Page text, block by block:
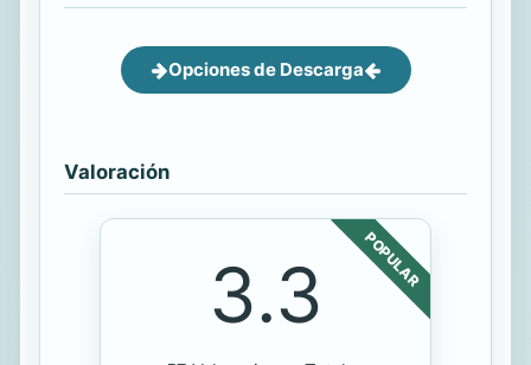
Opciones de Descarga
Valoración
POPULAR
3.3